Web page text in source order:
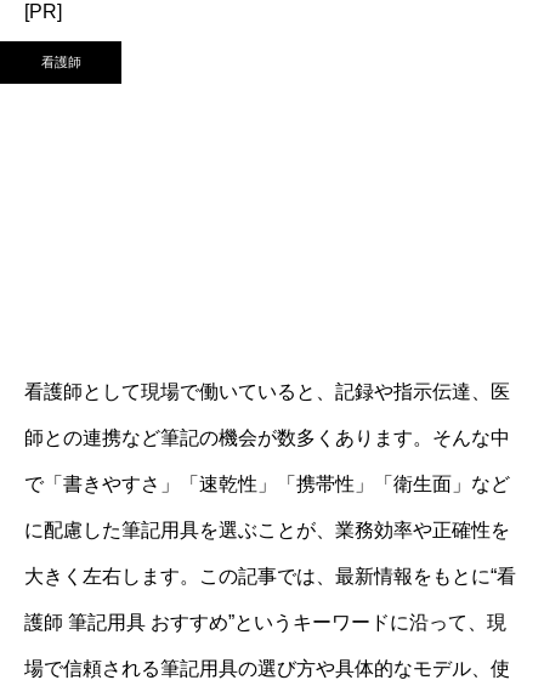
[PR]
看護師
看護師として現場で働いていると、記録や指示伝達、医
師との連携など筆記の機会が数多くあります。そんな中
で「書きやすさ」「速乾性」「携帯性」「衛生面」など
に配慮した筆記用具を選ぶことが、業務効率や正確性を
大きく左右します。この記事では、最新情報をもとに“看
護師 筆記用具 おすすめ”というキーワードに沿って、現
場で信頼される筆記用具の選び方や具体的なモデル、使